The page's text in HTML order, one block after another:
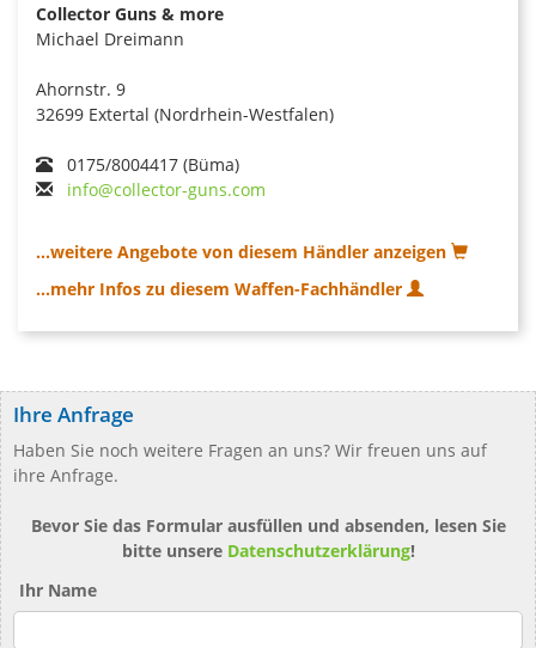
Collector Guns & more
Michael Dreimann
Ahornstr. 9
32699 Extertal (Nordrhein-Westfalen)
0175/8004417 (Büma)
info@collector-guns.com
...weitere Angebote von diesem Händler anzeigen
...mehr Infos zu diesem Waffen-Fachhändler
Ihre Anfrage
Haben Sie noch weitere Fragen an uns? Wir freuen uns auf
ihre Anfrage.
Bevor Sie das Formular ausfüllen und absenden, lesen Sie
bitte unsere Datenschutzerklärung!
Ihr Name